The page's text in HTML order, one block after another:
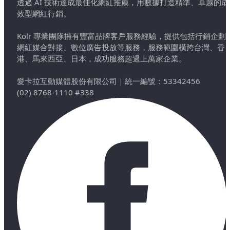
透過 AI 技術達成最佳化網紅推薦，用數據打造精準、卓越的成
效型網紅行銷。
Kolr 專業團隊擁有豐富品牌客戶服務經驗，提供包括行銷企劃
網紅媒合對接、數位廣告投放等服務，服務範圍橫跨台灣、香
港、馬來西亞、日本，成功服務超過上萬家企業。
愛卡拉互動媒體股份有限公司 ｜ 統一編號：53342456
(02) 8768-1110 #338